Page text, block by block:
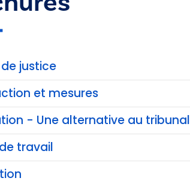
de justice
et mesures
- Une alternative au tribunal
travail